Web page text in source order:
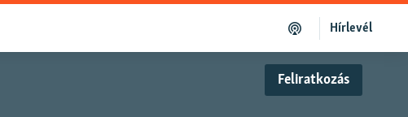
Hírlevél
Feliratkozás